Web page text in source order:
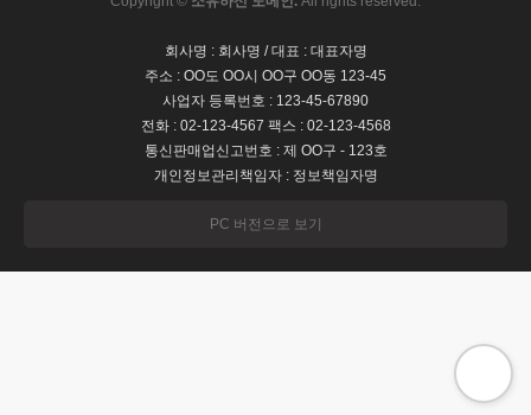
회사명 : 회사명 / 대표 : 대표자명
주소 : OO도 OO시 OO구 OO동 123-45
사업자 등록번호 : 123-45-67890
전화 : 02-123-4567 팩스 : 02-123-4568
통신판매업신고번호 : 제 OO구 - 123호
개인정보관리책임자 : 정보책임자명
PC 버전으로 보기